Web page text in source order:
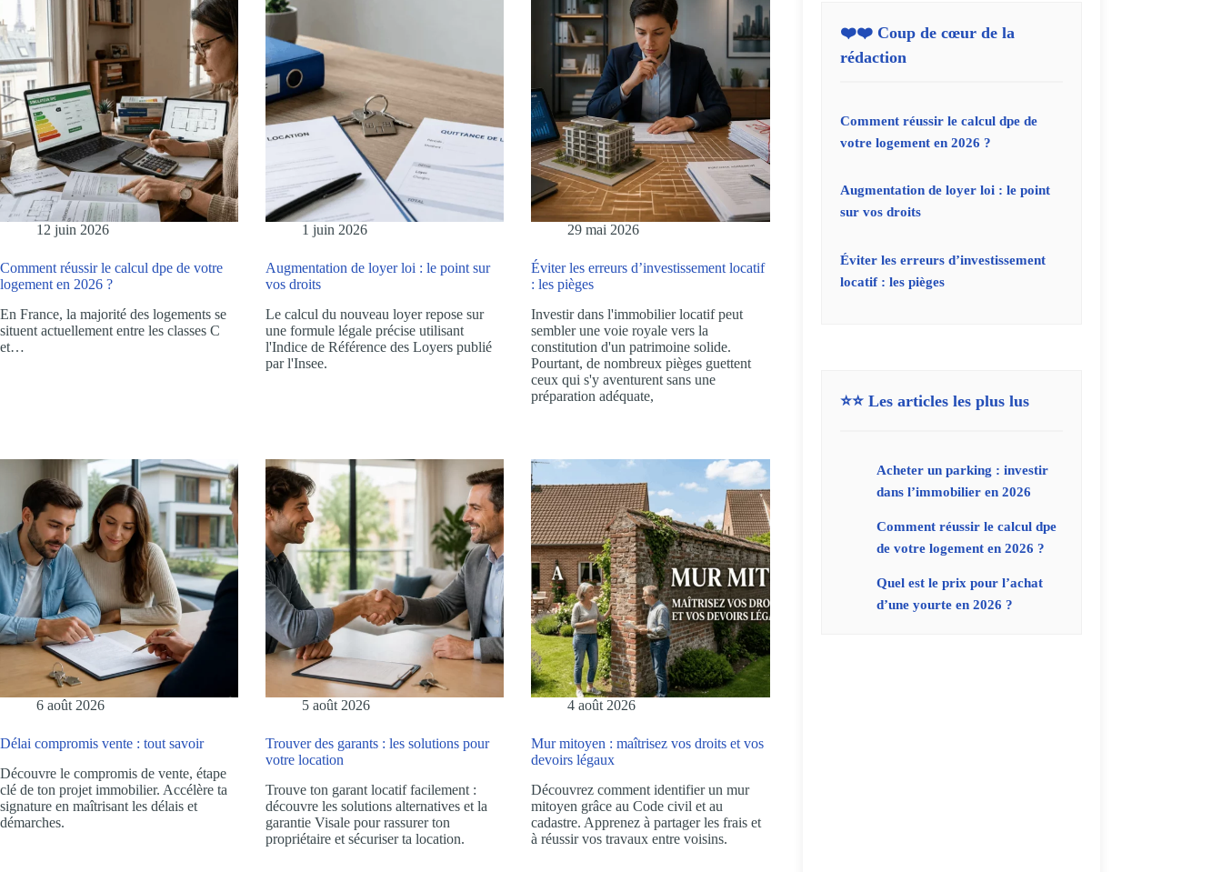
12 juin 2026
Comment réussir le calcul dpe de votre
logement en 2026 ?
En France, la majorité des logements se
situent actuellement entre les classes C
et…
1 juin 2026
Augmentation de loyer loi : le point sur
vos droits
Le calcul du nouveau loyer repose sur
une formule légale précise utilisant
l'Indice de Référence des Loyers publié
par l'Insee.
29 mai 2026
Éviter les erreurs d’investissement locatif
: les pièges
Investir dans l'immobilier locatif peut
sembler une voie royale vers la
constitution d'un patrimoine solide.
Pourtant, de nombreux pièges guettent
ceux qui s'y aventurent sans une
préparation adéquate,
6 août 2026
Délai compromis vente : tout savoir
Découvre le compromis de vente, étape
clé de ton projet immobilier. Accélère ta
signature en maîtrisant les délais et
démarches.
5 août 2026
Trouver des garants : les solutions pour
votre location
Trouve ton garant locatif facilement :
découvre les solutions alternatives et la
garantie Visale pour rassurer ton
propriétaire et sécuriser ta location.
4 août 2026
Mur mitoyen : maîtrisez vos droits et vos
devoirs légaux
Découvrez comment identifier un mur
mitoyen grâce au Code civil et au
cadastre. Apprenez à partager les frais et
à réussir vos travaux entre voisins.
❤️❤️ Coup de cœur de la
rédaction
Comment réussir le calcul dpe de
votre logement en 2026 ?
Augmentation de loyer loi : le point
sur vos droits
Éviter les erreurs d’investissement
locatif : les pièges
⭐⭐ Les articles les plus lus
Acheter un parking : investir
dans l’immobilier en 2026
Comment réussir le calcul dpe
de votre logement en 2026 ?
Quel est le prix pour l’achat
d’une yourte en 2026 ?